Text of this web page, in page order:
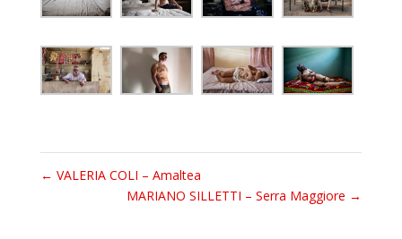
← VALERIA COLI – Amaltea
MARIANO SILLETTI – Serra Maggiore →